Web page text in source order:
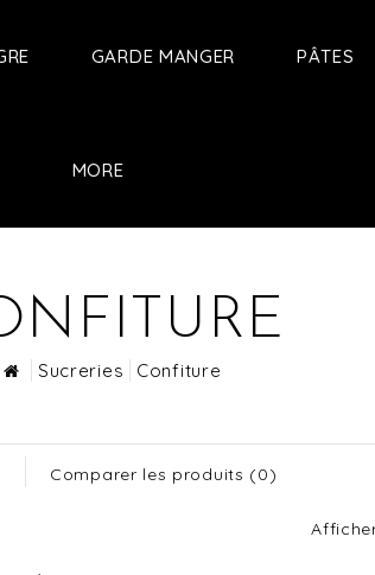
GARDE MANGER PÂTES
MORE
Sucreries Confiture
Comparer les produits (0)